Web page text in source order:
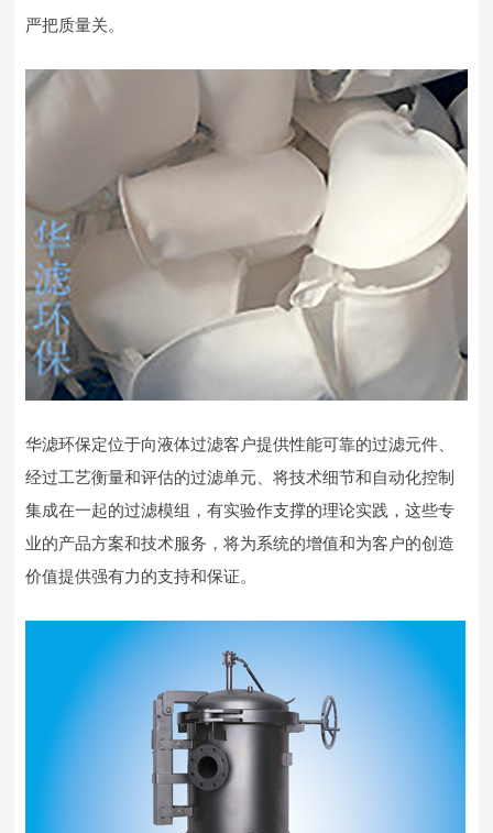
严把质量关。
华滤环保定位于向液体过滤客户提供性能可靠的过滤元件、
经过工艺衡量和评估的过滤单元、将技术细节和自动化控制
集成在一起的过滤模组，有实验作支撑的理论实践，这些专
业的产品方案和技术服务，将为系统的增值和为客户的创造
价值提供强有力的支持和保证。